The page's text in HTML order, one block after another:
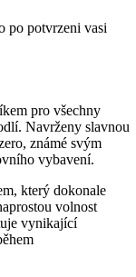
po potvrzeni vasi
pro všechny
Navrženy slavnou
známé svým
vybavení.
který dokonale
volnost
vynikající